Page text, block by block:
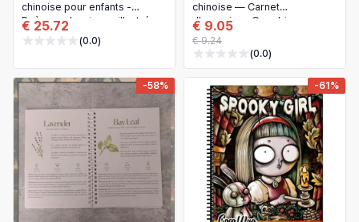
chinoise pour enfants -
Poèmes classiques illustrés
avec pinyin (3-8 ans)
€ 25.72
(0.0)
chinoise — Carnet
d'exercices Gongbi
(sketchbook vierge pour
entraînement à la peinture au
pinceau)
€ 9.05
€ 9.24
(0.0)
-58% -61%